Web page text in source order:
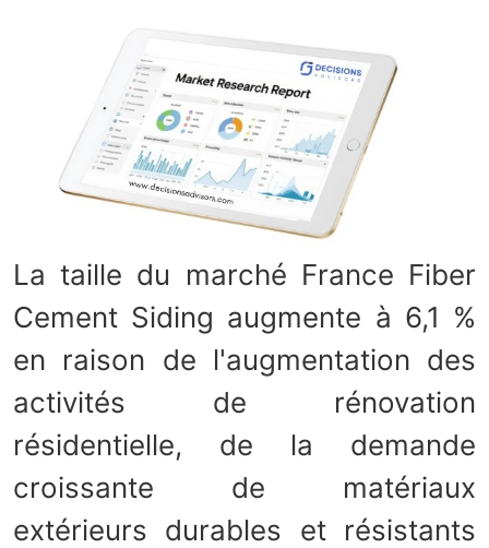
La taille du marché France Fiber
Cement Siding augmente à 6,1 %
en raison de l'augmentation des
activités de rénovation
résidentielle, de la demande
croissante de matériaux
extérieurs durables et résistants